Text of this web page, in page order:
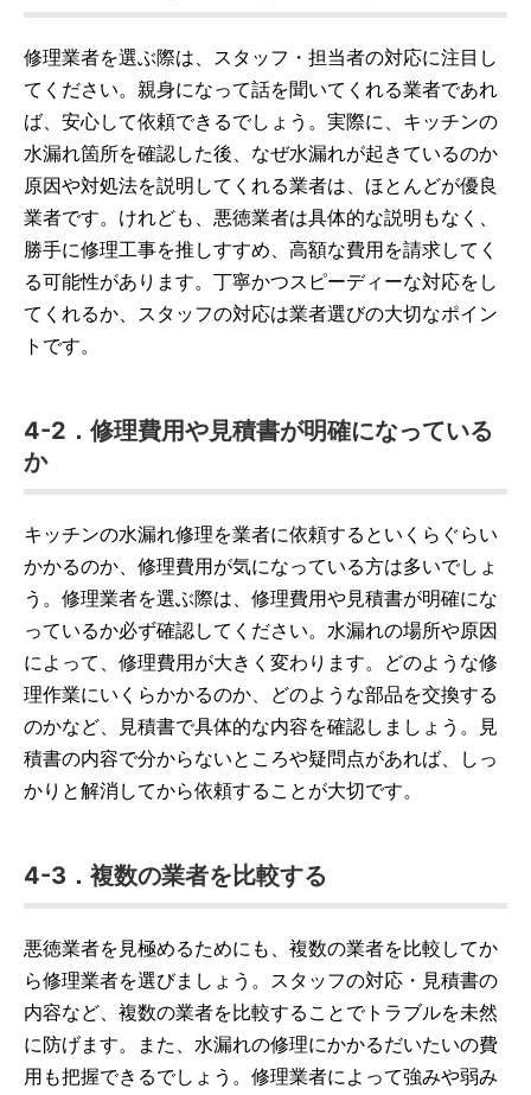
修理業者を選ぶ際は、スタッフ・担当者の対応に注目し
てください。親身になって話を聞いてくれる業者であれ
ば、安心して依頼できるでしょう。実際に、キッチンの
水漏れ箇所を確認した後、なぜ水漏れが起きているのか
原因や対処法を説明してくれる業者は、ほとんどが優良
業者です。けれども、悪徳業者は具体的な説明もなく、
勝手に修理工事を推しすすめ、高額な費用を請求してく
る可能性があります。丁寧かつスピーディーな対応をし
てくれるか、スタッフの対応は業者選びの大切なポイン
トです。
4-2．修理費用や見積書が明確になっている
か
キッチンの水漏れ修理を業者に依頼するといくらぐらい
かかるのか、修理費用が気になっている方は多いでしょ
う。修理業者を選ぶ際は、修理費用や見積書が明確にな
っているか必ず確認してください。水漏れの場所や原因
によって、修理費用が大きく変わります。どのような修
理作業にいくらかかるのか、どのような部品を交換する
のかなど、見積書で具体的な内容を確認しましょう。見
積書の内容で分からないところや疑問点があれば、しっ
かりと解消してから依頼することが大切です。
4-3．複数の業者を比較する
悪徳業者を見極めるためにも、複数の業者を比較してか
ら修理業者を選びましょう。スタッフの対応・見積書の
内容など、複数の業者を比較することでトラブルを未然
に防げます。また、水漏れの修理にかかるだいたいの費
用も把握できるでしょう。修理業者によって強みや弱み